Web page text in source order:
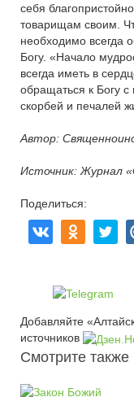
себя
товарищам своим.
необходимо всегда
Богу. «Начало
всегда иметь в
обращаться к Богу
скорбей и печалей
Автор:
Источник: Журнал
Поделиться:
Добавляйте
источников
Смотрите также